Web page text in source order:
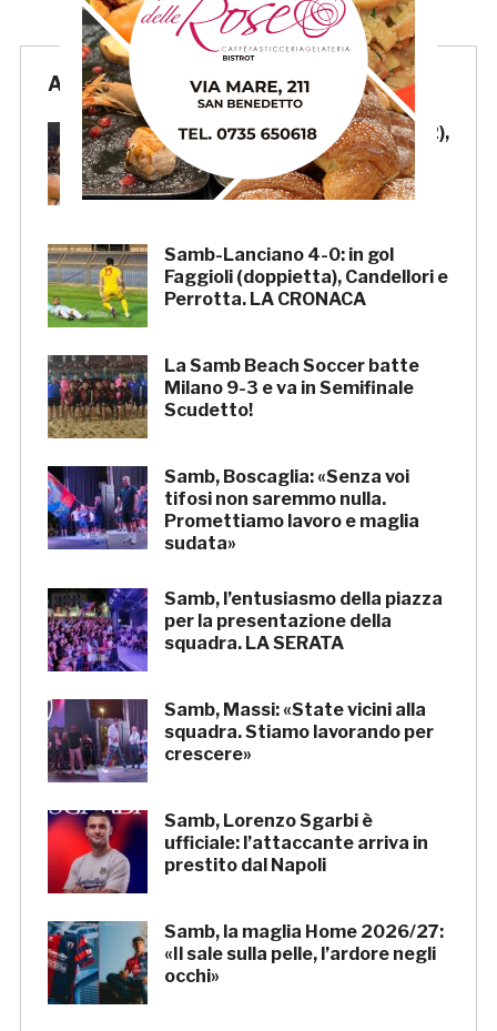
Articoli Recenti
Samb-Lanciano 4-0: Faggioli (2),
Candellori e Perrotta in gol
nell’ultima amichevole.
CRONACA
Samb-Lanciano 4-0: in gol
Faggioli (doppietta), Candellori e
Perrotta. LA CRONACA
La Samb Beach Soccer batte
Milano 9-3 e va in Semifinale
Scudetto!
Samb, Boscaglia: «Senza voi
tifosi non saremmo nulla.
Promettiamo lavoro e maglia
sudata»
Samb, l’entusiasmo della piazza
per la presentazione della
squadra. LA SERATA
Samb, Massi: «State vicini alla
squadra. Stiamo lavorando per
crescere»
Samb, Lorenzo Sgarbi è
ufficiale: l’attaccante arriva in
prestito dal Napoli
Samb, la maglia Home 2026/27:
«Il sale sulla pelle, l’ardore negli
occhi»